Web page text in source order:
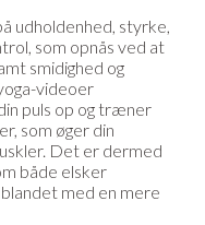
udholdenhed, styrke,
som opnås ved at
smidighed og
videoer
puls op og træner
som øger din
Det er dermed
både elsker
med en mere